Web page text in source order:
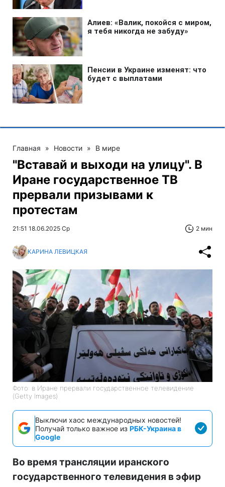
Главная » Новости » В мире
"Вставай и выходи на улицу". В
Иране государственное ТВ
прервали призывами к
протестам
21:51 18.06.2025 Ср 2 мин
КАРИНА ЛЕВИЦКАЯ
Фото: в Иране прервали государственное телевидение
(Getty Images)
Выключи хаос международных новостей!
Получай только важное из РБК-Украина в
Google
Во время трансляции иранского
государственного телевидения в эфир